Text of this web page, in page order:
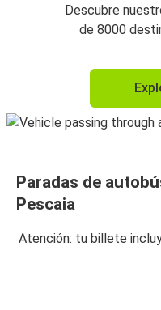
Descubre
de 8000
Paradas de
Pescaia
Atención: tu billete